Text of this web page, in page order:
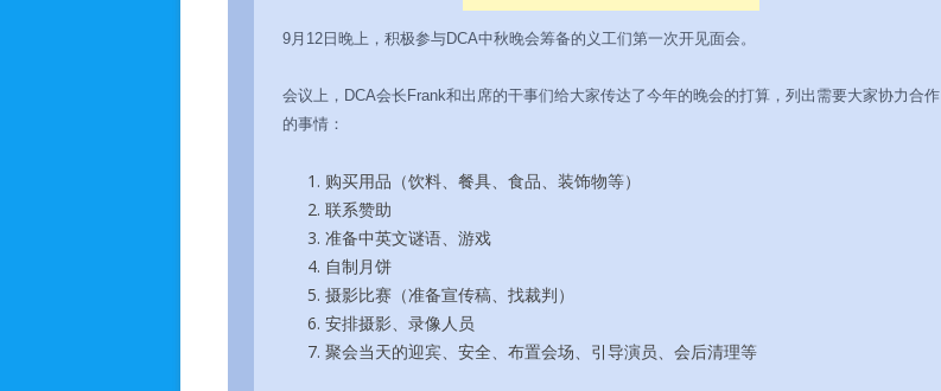
9月12日晚上，积极参与DCA中秋晚会筹备的义工们第一次开见面会。
会议上，DCA会长Frank和出席的干事们给大家传达了今年的晚会的打算，列出需要大家协力合作
的事情：
购买用品（饮料、餐具、食品、装饰物等）
联系赞助
准备中英文谜语、游戏
自制月饼
摄影比赛（准备宣传稿、找裁判）
安排摄影、录像人员
聚会当天的迎宾、安全、布置会场、引导演员、会后清理等